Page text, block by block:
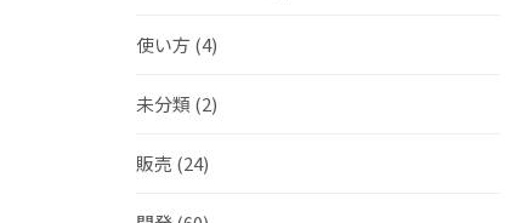
使い方 (4)
未分類 (2)
販売 (24)